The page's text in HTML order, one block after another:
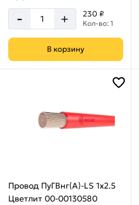
- + 230 ₽
Кол-во: 1
В корзину
Провод ПуГВнг(А)-LS 1х2.5
Цветлит 00-00130580